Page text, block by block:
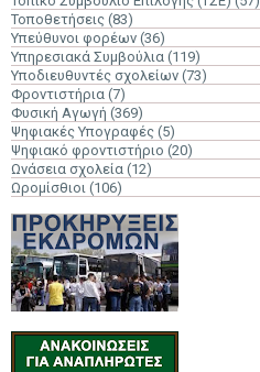
Τοποθετήσεις (83)
Υπεύθυνοι φορέων (36)
Υπηρεσιακά Συμβούλια (119)
Υποδιευθυντές σχολείων (73)
Φροντιστήρια (7)
Φυσική Αγωγή (369)
Ψηφιακές Υπογραφές (5)
Ψηφιακό φροντιστήριο (20)
Ωνάσεια σχολεία (12)
Ωρομίσθιοι (106)